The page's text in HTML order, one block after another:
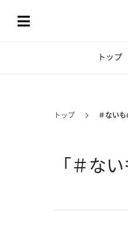
トップ
トップ ＃ないも
「＃な